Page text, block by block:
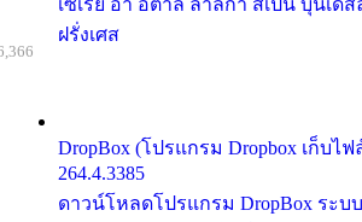
เซเรีย อา อิตาลี ลาลีกา สเปน บุนเด
ฝรั่งเศส
DropBox (โปรแกรม Dropbox เก็บไ
264.4.3385
ดาวน์โหลดโปรแกรม DropBox ระบ